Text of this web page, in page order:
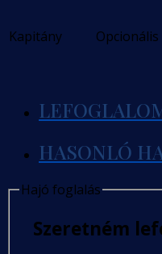
Kapitány Opcionális
HASONLÓ
Hajó foglalás
Szeretném